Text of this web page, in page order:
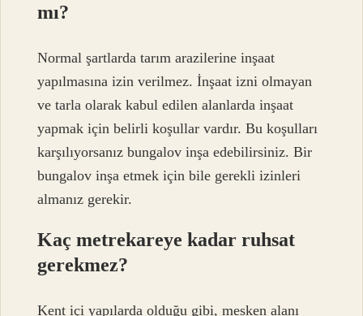
mı?
Normal şartlarda tarım arazilerine inşaat
yapılmasına izin verilmez. İnşaat izni olmayan
ve tarla olarak kabul edilen alanlarda inşaat
yapmak için belirli koşullar vardır. Bu koşulları
karşılıyorsanız bungalov inşa edebilirsiniz. Bir
bungalov inşa etmek için bile gerekli izinleri
almanız gerekir.
Kaç metrekareye kadar ruhsat
gerekmez?
Kent içi yapılarda olduğu gibi, mesken alanı